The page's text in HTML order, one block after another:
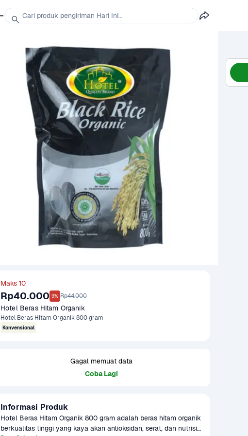
Maks 10
Rp40.000 9% Rp44.000
Hotel Beras Hitam Organik
Hotel Beras Hitam Organik 800 gram
Konvensional
Gagal memuat data
Coba Lagi
Informasi Produk
Hotel Beras Hitam Organik 800 gram adalah beras hitam organik
berkualitas tinggi yang kaya akan antioksidan, serat, dan nutrisi
Cari produk pengiriman Hari Ini...